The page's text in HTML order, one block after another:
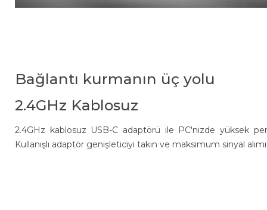
Bağlantı kurmanın üç yolu
2.4GHz Kablosuz
2.4GHz kablosuz USB-C adaptörü ile PC'nizde yüksek
Kullanışlı adaptör genişleticiyi takın ve maksimum sinyal